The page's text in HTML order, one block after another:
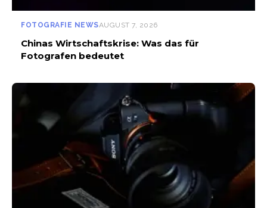
FOTOGRAFIE NEWSAUGUST 7, 2026
Chinas Wirtschaftskrise: Was das für
Fotografen bedeutet